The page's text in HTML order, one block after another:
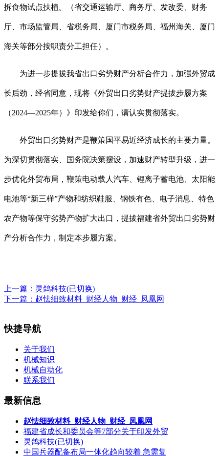
拆食物试点扶植。（省交通运输厅、商务厅、发改委、财务
厅、市场监管局、省税务局、厦门市税务局、福州海关、厦门
海关等部分按职责分工担任）。
为进一步提拔我省出口劣势财产分析合作力，加强外贸成
长后劲，经省同意，现将《外贸出口劣势财产提拔步履方案
（2024—2025年）》印发给你们，请认实贯彻落实。
外贸出口劣势财产是鞭策国平易近经济成长的主要力量。
为深切贯彻落实、国务院决策摆设，加速财产转型升级，进一
步优化外贸布局，鞭策电动载人汽车、锂离子蓄电池、太阳能
电池等“新三样”产物和纺织鞋服、钢铁有色、电子消息、特色
农产物等保守劣势产物扩大出口，提拔福建省外贸出口劣势财
产分析合作力，制定本步履方案。
上一篇： 灵鸽科技(已切换)
下一篇： 赵怯细致材料_财经人物_财经_凤凰网
快捷导航
关于我们
机械知识
机械自动化
联系我们
最新信息
赵怯细致材料_财经人物_财经_凤凰网
福建省成长和委员会等7部分关于印发外贸
灵鸽科技(已切换)
中国兵器配备布局一体化趋向较着 急需复